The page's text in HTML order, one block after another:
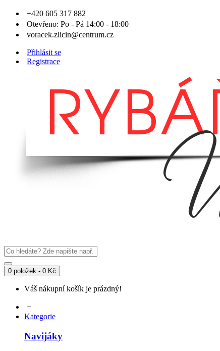
+420 605 317 882
Otevřeno: Po - Pá 14:00 - 18:00
voracek.zlicin@centrum.cz
Přihlásit se
Registrace
0 položek - 0 Kč
Váš nákupní košík je prázdný!
+
Kategorie
Navijáky